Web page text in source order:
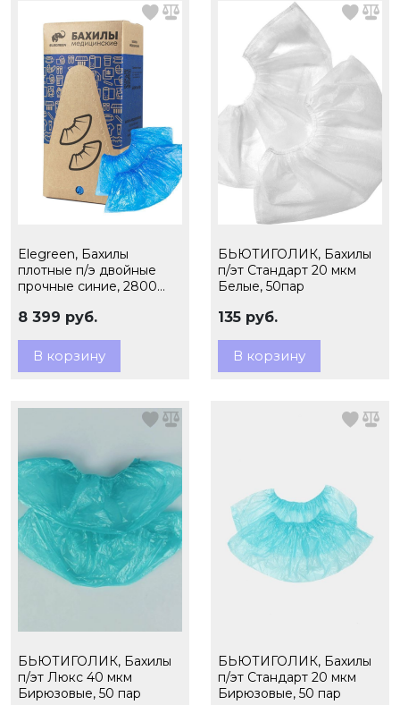
Elegreen, Бахилы
плотные п/э двойные
прочные синие, 2800
8 399 руб.
В корзину
БЬЮТИГОЛИК, Бахилы
п/эт Стандарт 20 мкм
Белые, 50пар
135 руб.
В корзину
БЬЮТИГОЛИК, Бахилы
п/эт Люкс 40 мкм
Бирюзовые, 50 пар
БЬЮТИГОЛИК, Бахилы
п/эт Стандарт 20 мкм
Бирюзовые, 50 пар